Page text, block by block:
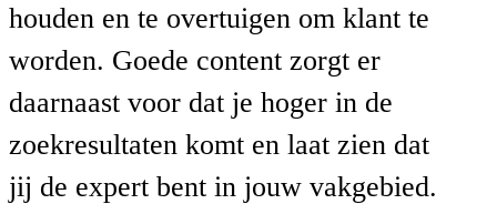
houden en te overtuigen om klant te
worden. Goede content zorgt er
daarnaast voor dat je hoger in de
zoekresultaten komt en laat zien dat
jij de expert bent in jouw vakgebied.